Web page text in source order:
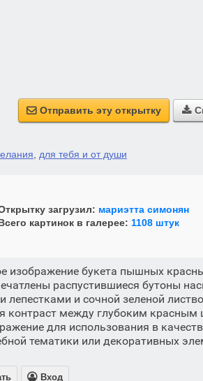
 Отправить эту открытку 
для тебя и от души
загрузил: мариэтта симонян
картинок в галерее: 1108 штук
изображение букета пышных
распустившиеся бутоны
лепестками и сочной зеленой
контраст между глубоким красным
для использования в
тематики или декоративных
 Вход